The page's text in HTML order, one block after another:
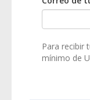
Para recibir
mínimo de